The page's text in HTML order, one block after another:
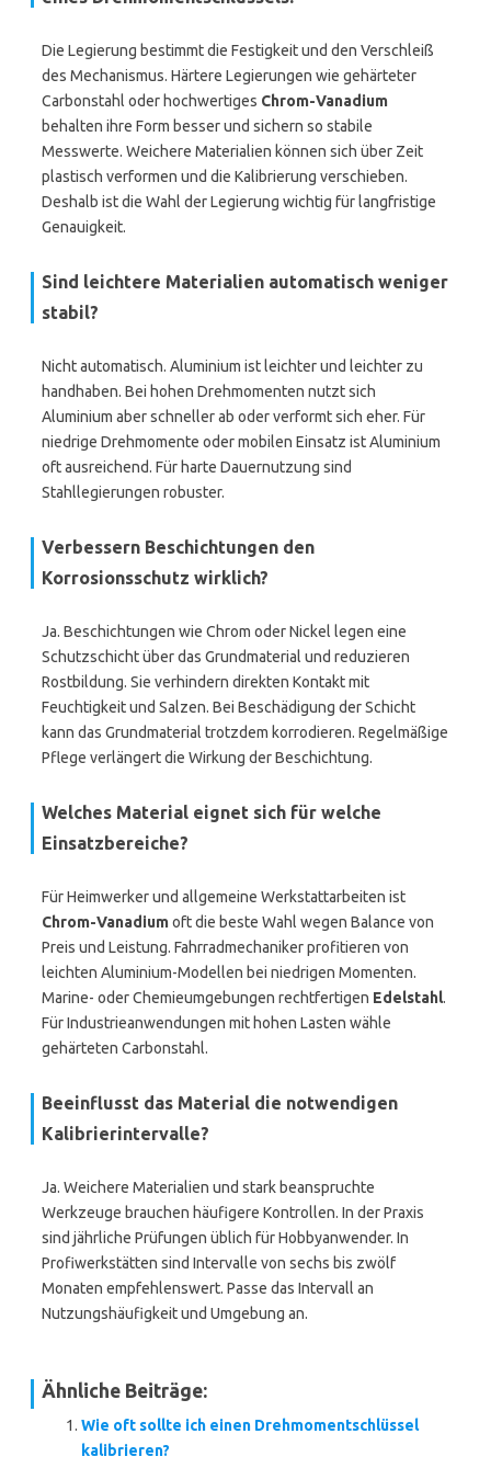
Die Legierung bestimmt die Festigkeit und den Verschleiß
des Mechanismus. Härtere Legierungen wie gehärteter
Carbonstahl oder hochwertiges Chrom-Vanadium
behalten ihre Form besser und sichern so stabile
Messwerte. Weichere Materialien können sich über Zeit
plastisch verformen und die Kalibrierung verschieben.
Deshalb ist die Wahl der Legierung wichtig für langfristige
Genauigkeit.
Sind leichtere Materialien automatisch weniger
stabil?
Nicht automatisch. Aluminium ist leichter und leichter zu
handhaben. Bei hohen Drehmomenten nutzt sich
Aluminium aber schneller ab oder verformt sich eher. Für
niedrige Drehmomente oder mobilen Einsatz ist Aluminium
oft ausreichend. Für harte Dauernutzung sind
Stahllegierungen robuster.
Verbessern Beschichtungen den
Korrosionsschutz wirklich?
Ja. Beschichtungen wie Chrom oder Nickel legen eine
Schutzschicht über das Grundmaterial und reduzieren
Rostbildung. Sie verhindern direkten Kontakt mit
Feuchtigkeit und Salzen. Bei Beschädigung der Schicht
kann das Grundmaterial trotzdem korrodieren. Regelmäßige
Pflege verlängert die Wirkung der Beschichtung.
Welches Material eignet sich für welche
Einsatzbereiche?
Für Heimwerker und allgemeine Werkstattarbeiten ist
Chrom-Vanadiumoft die beste Wahl wegen Balance von
Preis und Leistung. Fahrradmechaniker profitieren von
leichten Aluminium-Modellen bei niedrigen Momenten.
Marine- oder Chemieumgebungen rechtfertigen Edelstahl.
Für Industrieanwendungen mit hohen Lasten wähle
gehärteten Carbonstahl.
Beeinflusst das Material die notwendigen
Kalibrierintervalle?
Ja. Weichere Materialien und stark beanspruchte
Werkzeuge brauchen häufigere Kontrollen. In der Praxis
sind jährliche Prüfungen üblich für Hobbyanwender. In
Profiwerkstätten sind Intervalle von sechs bis zwölf
Monaten empfehlenswert. Passe das Intervall an
Nutzungshäufigkeit und Umgebung an.
Ähnliche Beiträge:
Wie oft sollte ich einen Drehmomentschlüssel
kalibrieren?